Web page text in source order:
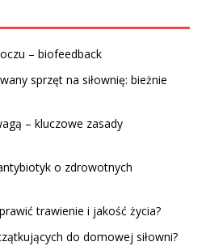
– biofeedback
sprzęt na siłownię: bieżnie
– kluczowe zasady
o zdrowotnych
trawienie i jakość życia?
do domowej siłowni?